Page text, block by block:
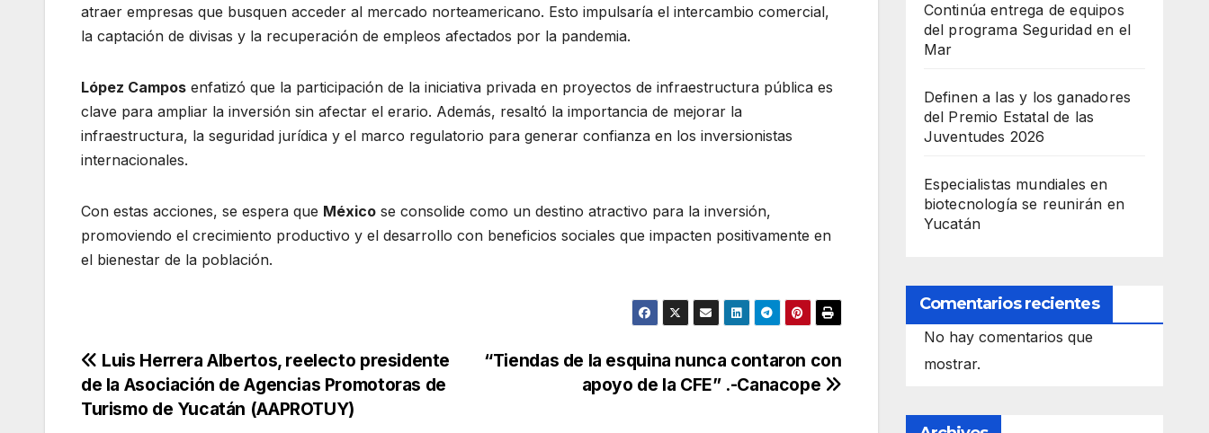
atraer empresas que busquen acceder al mercado norteamericano. Esto impulsaría el intercambio comercial,
la captación de divisas y la recuperación de empleos afectados por la pandemia.
López Campos enfatizó que la participación de la iniciativa privada en proyectos de infraestructura pública es
clave para ampliar la inversión sin afectar el erario. Además, resaltó la importancia de mejorar la
infraestructura, la seguridad jurídica y el marco regulatorio para generar confianza en los inversionistas
internacionales.
Con estas acciones, se espera que México se consolide como un destino atractivo para la inversión,
promoviendo el crecimiento productivo y el desarrollo con beneficios sociales que impacten positivamente en
el bienestar de la población.
Navegación
de
“Tiendas de la esquina nunca contaron con
apoyo de la CFE” .-Canacope
Luis Herrera Albertos, reelecto presidente
de la Asociación de Agencias Promotoras de
Turismo de Yucatán (AAPROTUY)
Continúa entrega de equipos
del programa Seguridad en el
Mar
Definen a las y los ganadores
del Premio Estatal de las
Juventudes 2026
Especialistas mundiales en
biotecnología se reunirán en
Yucatán
Comentarios recientes
No hay comentarios que
mostrar.